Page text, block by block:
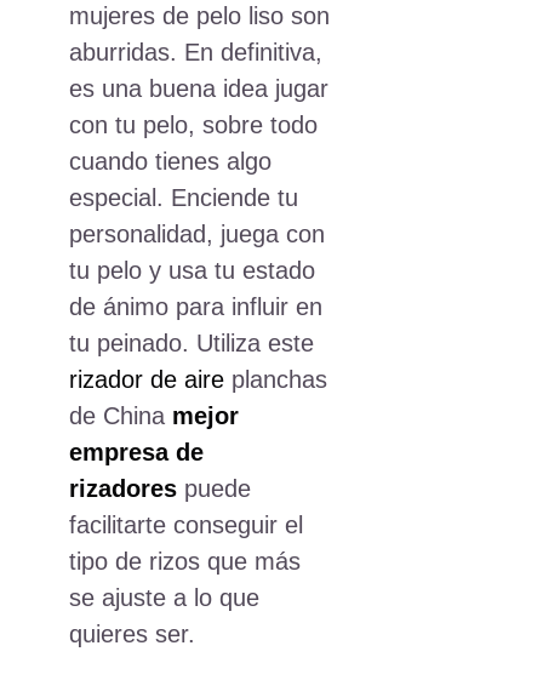
mujeres de pelo liso son
aburridas. En definitiva,
es una buena idea jugar
con tu pelo, sobre todo
cuando tienes algo
especial. Enciende tu
personalidad, juega con
tu pelo y usa tu estado
de ánimo para influir en
tu peinado. Utiliza este
rizador de aire planchas
de China mejor
empresa de
rizadores puede
facilitarte conseguir el
tipo de rizos que más
se ajuste a lo que
quieres ser.